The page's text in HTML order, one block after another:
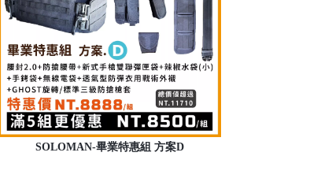
SOLOMAN-畢業特惠組 方案D